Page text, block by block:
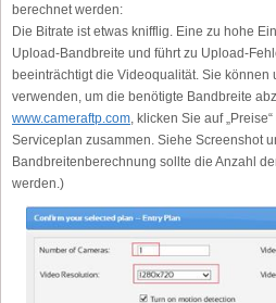
berechnet werden:
Die Bitrate ist etwas knifflig. Eine zu hohe
Upload-Bandbreite und führt zu Upload-
beeinträchtigt die Videoqualität. Sie
verwenden, um die benötigte Bandbreite
www.cameraftp.com, klicken Sie auf
Serviceplan zusammen. Siehe Screenshot
Bandbreitenberechnung sollte die Anzahl
werden.)